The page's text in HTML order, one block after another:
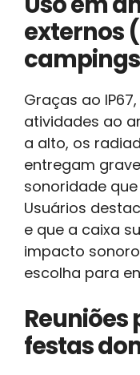
externos
Graças ao
atividades ao
a alto, os
entregam
sonoridade que
Usuários
e que a caixa
impacto
escolha para
Reuniões
festas